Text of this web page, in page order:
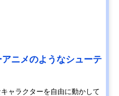
ニメのようなシューテ
ャラクターを自由に動かして